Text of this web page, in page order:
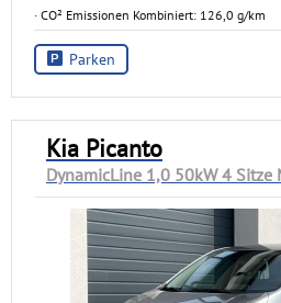
· CO² Emissionen Kombiniert: 126,0 g/km
Parken
Kia Picanto
DynamicLine 1,0 50kW 4 Sitze